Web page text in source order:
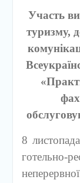
Участь
туризму,
8
готельно-